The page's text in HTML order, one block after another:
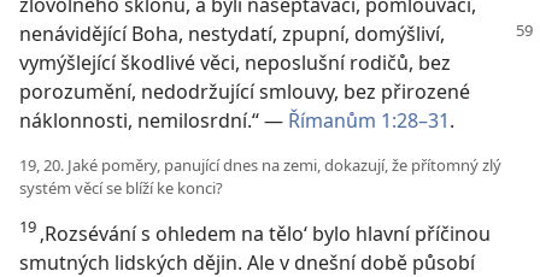
nenávidějící Boha, nestydatí, zpupní, domýšliví,
vymýšlející škodlivé věci, neposlušní rodičů, bez
porozumění, nedodržující smlouvy, bez přirozené
náklonnosti, nemilosrdní.“ — Římanům 1:28–31.
19, 20. Jaké poměry, panující dnes na zemi, dokazují, že přítomný zlý
systém věcí se blíží ke konci?
19 ‚Rozsévání s ohledem na tělo‘ bylo hlavní příčinou
smutných lidských dějin. Ale v dnešní době působí